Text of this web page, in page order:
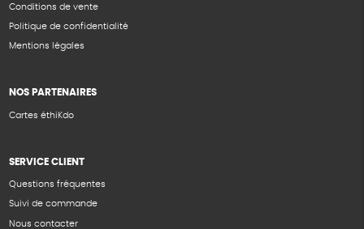
Conditions de vente
Politique de confidentialité
Mentions légales
NOS PARTENAIRES
Cartes éthiKdo
SERVICE CLIENT
Questions fréquentes
Suivi de commande
Nous contacter